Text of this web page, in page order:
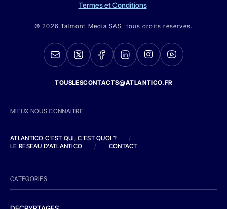
Termes et Conditions
© 2026 Talmont Media SAS. tous droits réservés.
TOUSLESCONTACTS@ATLANTICO.FR
MIEUX NOUS CONNAITRE
ATLANTICO C'EST QUI, C'EST QUOI ?
/
LE RESEAU D'ATLANTICO
/ CONTACT
CATEGORIES